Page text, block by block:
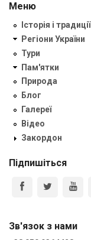
Меню
Історія і традиції
Регіони України
Тури
Пам'ятки
Природа
Блог
Галереї
Відео
Закордон
Підпишіться
Зв'язок з нами